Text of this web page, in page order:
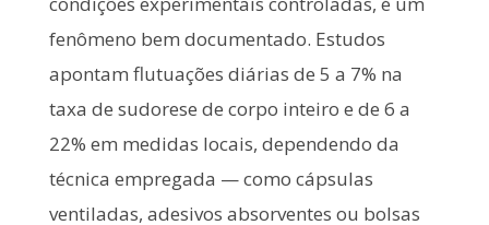
fenômeno bem documentado. Estudos
apontam flutuações diárias de 5 a 7% na
taxa de sudorese de corpo inteiro e de 6 a
22% em medidas locais, dependendo da
técnica empregada — como cápsulas
ventiladas, adesivos absorventes ou bolsas